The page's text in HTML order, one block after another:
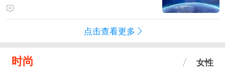
点击查看更多
时尚 女性